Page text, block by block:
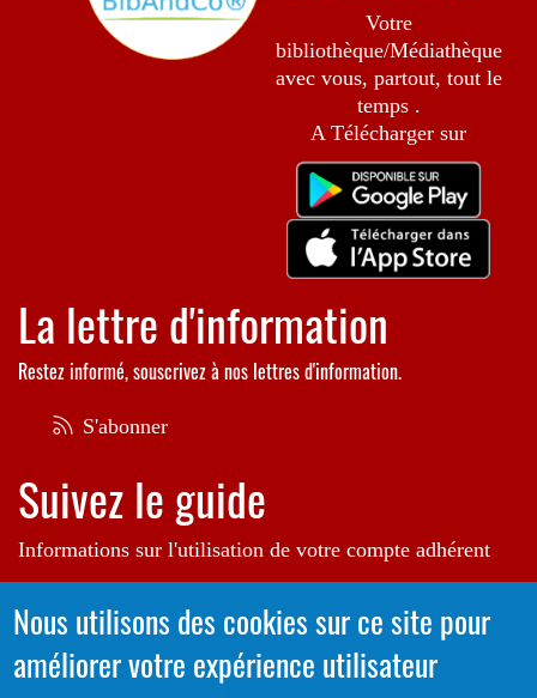
Votre
bibliothèque/Médiathèque
avec vous, partout, tout le
temps .
A Télécharger sur
La lettre d'information
Restez informé, souscrivez à nos lettres d'information.
S'abonner
Suivez le guide
Informations sur l'utilisation de votre compte adhérent
Voir le guide
Nous utilisons des cookies sur ce site pour
améliorer votre expérience utilisateur